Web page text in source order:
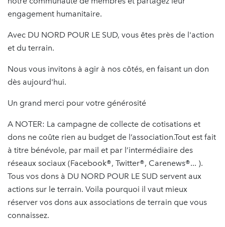
engagement humanitaire.
Avec DU NORD POUR LE SUD, vous êtes près de l'action
et du terrain.
Nous vous invitons à agir à nos côtés, en faisant un don
dès aujourd'hui.
Un grand merci pour votre générosité
A NOTER: La campagne de collecte de cotisations et
dons ne coûte rien au budget de l’association.Tout est fait
à titre bénévole, par mail et par l’intermédiaire des
réseaux sociaux (Facebook®, Twitter®, Carenews®... ).
Tous vos dons à DU NORD POUR LE SUD servent aux
actions sur le terrain. Voila pourquoi il vaut mieux
réserver vos dons aux associations de terrain que vous
connaissez.